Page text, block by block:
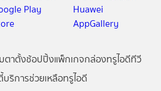
ตาตั้งช้อปปิ้งแพ็กเกจกล่องทรูไอดีทีวี
บริการช่วยเหลือทรูไอดี